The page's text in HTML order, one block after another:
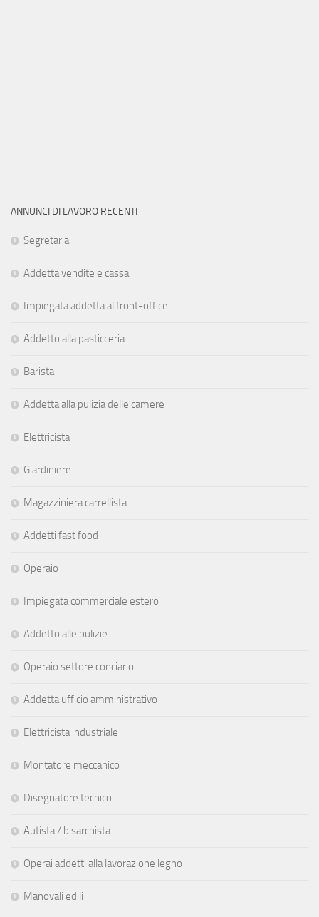
ANNUNCI DI LAVORO RECENTI
Segretaria
Addetta vendite e cassa
Impiegata addetta al front-office
Addetto alla pasticceria
Barista
Addetta alla pulizia delle camere
Elettricista
Giardiniere
Magazziniera carrellista
Addetti fast food
Operaio
Impiegata commerciale estero
Addetto alle pulizie
Operaio settore conciario
Addetta ufficio amministrativo
Elettricista industriale
Montatore meccanico
Disegnatore tecnico
Autista / bisarchista
Operai addetti alla lavorazione legno
Manovali edili